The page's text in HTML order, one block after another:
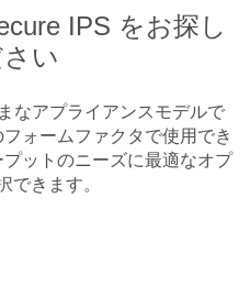
IPS をお探し
さい
なアプライアンスモデルで
ォームファクタで使用でき
ットのニーズに最適なオプ
できます。